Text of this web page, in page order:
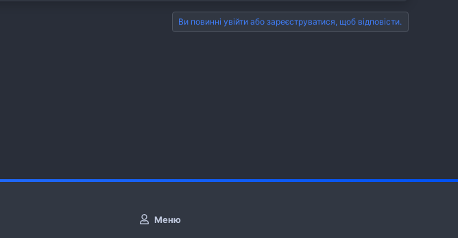
Ви повинні увійти або зареєструватися, щоб відповісти.
Меню